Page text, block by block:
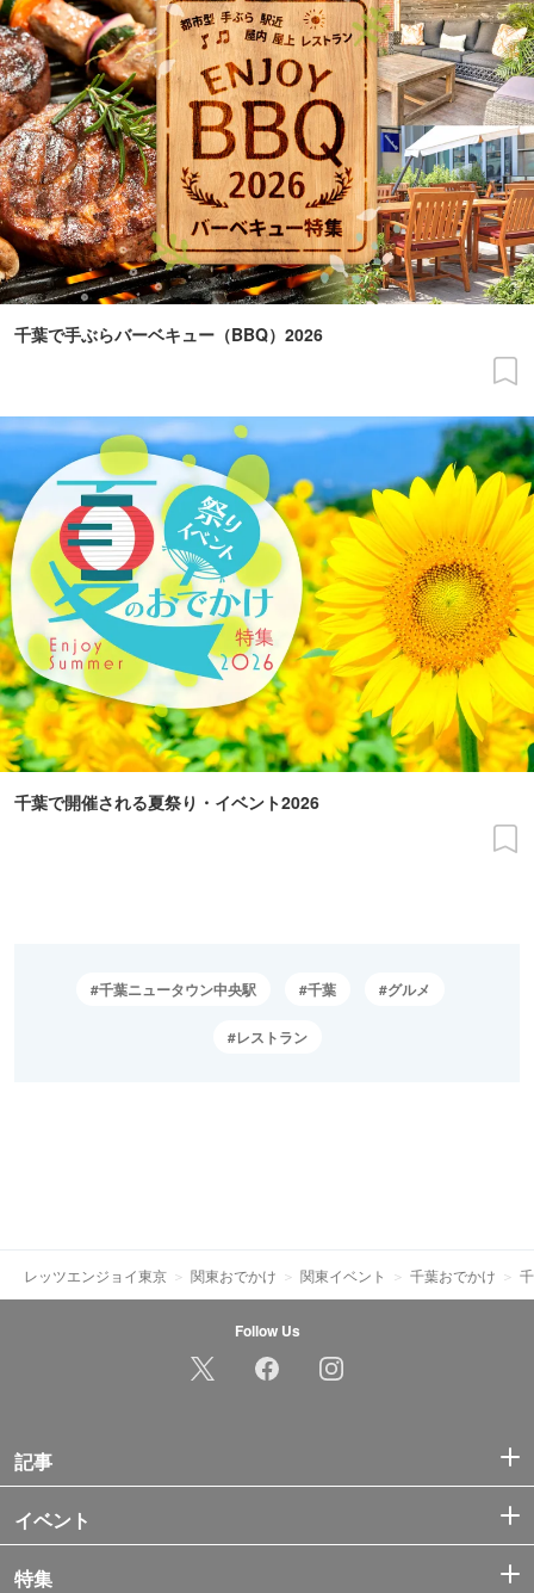
千葉で手ぶらバーベキュー（BBQ）2026
千葉で開催される夏祭り・イベント2026
千葉ニュータウン中央駅 千葉 グルメ
レストラン
レッツエンジョイ東京 関東おでかけ 関東イベント 千葉おでかけ
Follow Us
記事
イベント
特集